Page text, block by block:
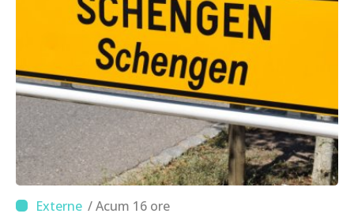
/ Acum 16 ore